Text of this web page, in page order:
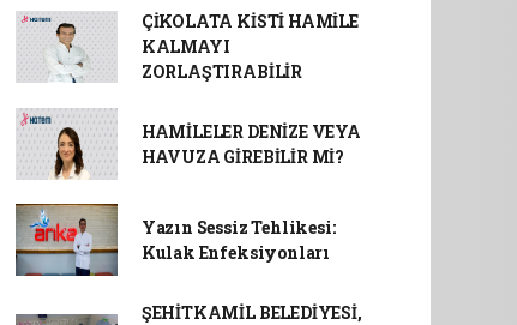
ÇİKOLATA KİSTİ HAMİLE
KALMAYI
ZORLAŞTIRABİLİR
HAMİLELER DENİZE VEYA
HAVUZA GİREBİLİR Mİ?
Yazın Sessiz Tehlikesi:
Kulak Enfeksiyonları
ŞEHİTKAMİL BELEDİYESİ,